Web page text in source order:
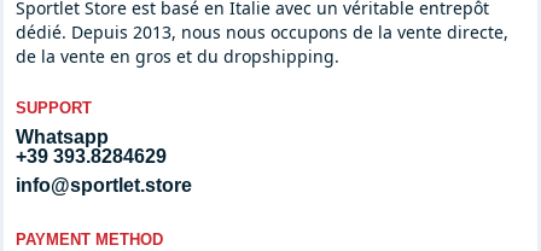
Sportlet Store est basé en Italie avec un véritable entrepôt
dédié. Depuis 2013, nous nous occupons de la vente directe,
de la vente en gros et du dropshipping.
SUPPORT
Whatsapp
+39 393.8284629
info@sportlet.store
PAYMENT METHOD